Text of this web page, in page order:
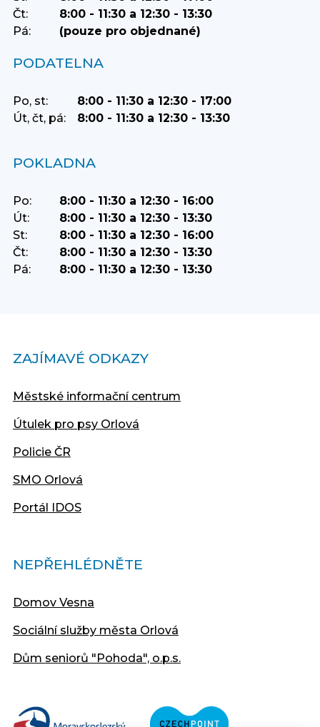
Čt:
8:00 - 11:30 a 12:30 - 13:30
Pá:
(pouze pro objednané)
PODATELNA
Po, st:
8:00 - 11:30 a 12:30 - 17:00
Út, čt, pá:
8:00 - 11:30 a 12:30 - 13:30
POKLADNA
Po:
8:00 - 11:30 a 12:30 - 16:00
Út:
8:00 - 11:30 a 12:30 - 13:30
St:
8:00 - 11:30 a 12:30 - 16:00
Čt:
8:00 - 11:30 a 12:30 - 13:30
Pá:
8:00 - 11:30 a 12:30 - 13:30
ZAJÍMAVÉ ODKAZY
Městské informační centrum
Útulek pro psy Orlová
Policie ČR
SMO Orlová
Portál IDOS
NEPŘEHLÉDNĚTE
Domov Vesna
Sociální služby města Orlová
Dům seniorů "Pohoda", o.p.s.